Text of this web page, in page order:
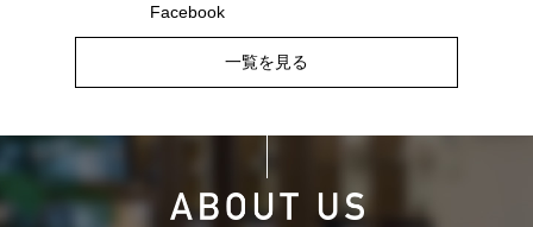
Facebook
一覧を見る